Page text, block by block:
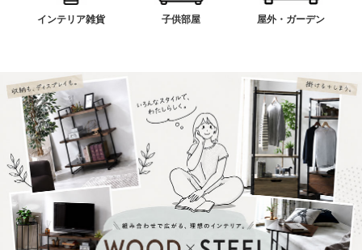
インテリア雑貨 子供部屋 屋外・ガーデン